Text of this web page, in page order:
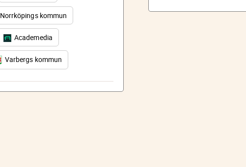
Norrköpings kommun
Academedia
Varbergs kommun